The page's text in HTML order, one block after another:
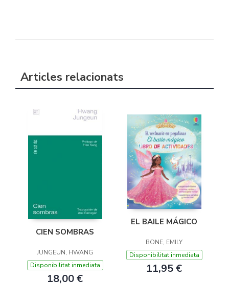
Articles relacionats
CIEN SOMBRAS
JUNGEUN, HWANG
Disponibilitat inmediata
18,00 €
EL BAILE MÁGICO
BONE, EMILY
Disponibilitat inmediata
11,95 €